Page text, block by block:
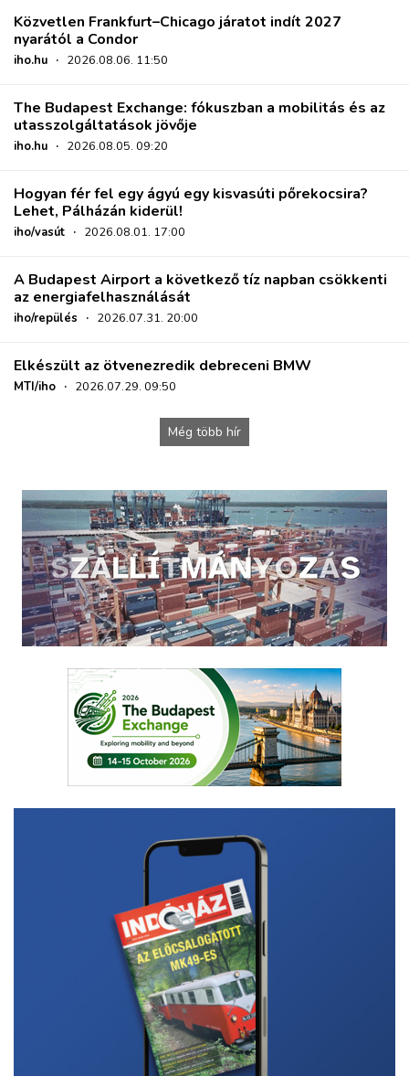
Közvetlen Frankfurt–Chicago járatot indít 2027
nyarától a Condor
iho.hu · 2026.08.06. 11:50
The Budapest Exchange: fókuszban a mobilitás és az
utasszolgáltatások jövője
iho.hu · 2026.08.05. 09:20
Hogyan fér fel egy ágyú egy kisvasúti pőrekocsira?
Lehet, Pálházán kiderül!
iho/vasút · 2026.08.01. 17:00
A Budapest Airport a következő tíz napban csökkenti
az energiafelhasználását
iho/repülés · 2026.07.31. 20:00
Elkészült az ötvenezredik debreceni BMW
MTI/iho · 2026.07.29. 09:50
Még több hír